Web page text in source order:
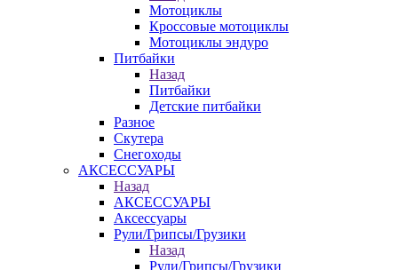
Мотоциклы
Кроссовые мотоциклы
Мотоциклы эндуро
Питбайки
Назад
Питбайки
Детские питбайки
Разное
Скутера
Снегоходы
АКСЕССУАРЫ
Назад
АКСЕССУАРЫ
Аксессуары
Рули/Грипсы/Грузики
Назад
Рули/Грипсы/Грузики